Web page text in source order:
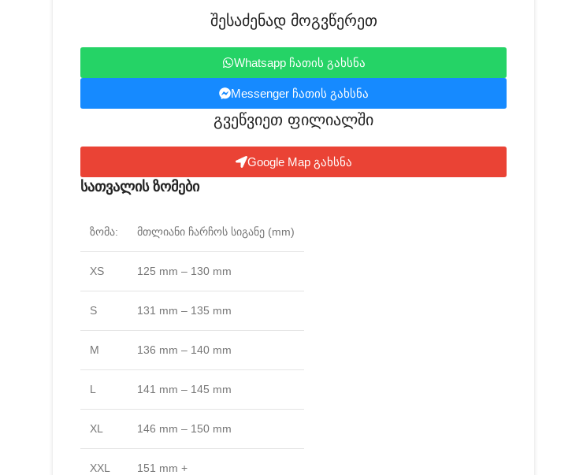
შესაძენად მოგვწერეთ
Whatsapp ჩათის გახსნა
Messenger ჩათის გახსნა
გვეწვიეთ ფილიალში​
Google Map გახსნა
სათვალის ზომები
ზომა: მთლიანი ჩარჩოს სიგანე (mm)
XS 125 mm – 130 mm
S 131 mm – 135 mm
M 136 mm – 140 mm
L 141 mm – 145 mm
XL 146 mm – 150 mm
XXL 151 mm +